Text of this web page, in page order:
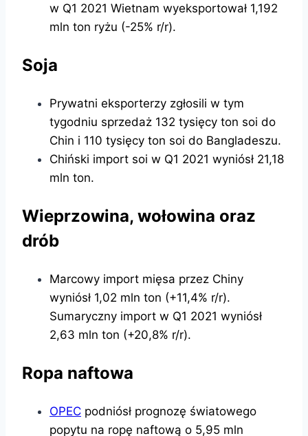
w Q1 2021 Wietnam wyeksportował 1,192
mln ton ryżu (-25% r/r).
Soja
Prywatni eksporterzy zgłosili w tym
tygodniu sprzedaż 132 tysięcy ton soi do
Chin i 110 tysięcy ton soi do Bangladeszu.
Chiński import soi w Q1 2021 wyniósł 21,18
mln ton.
Wieprzowina, wołowina oraz
drób
Marcowy import mięsa przez Chiny
wyniósł 1,02 mln ton (+11,4% r/r).
Sumaryczny import w Q1 2021 wyniósł
2,63 mln ton (+20,8% r/r).
Ropa naftowa
OPEC podniósł prognozę światowego
popytu na ropę naftową o 5,95 mln